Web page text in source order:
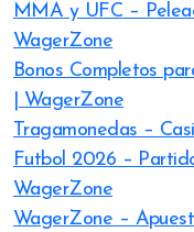
MMA y UFC –
WagerZone
Bonos Completos
| WagerZone
Tragamonedas –
Futbol 2026 –
WagerZone
WagerZone –